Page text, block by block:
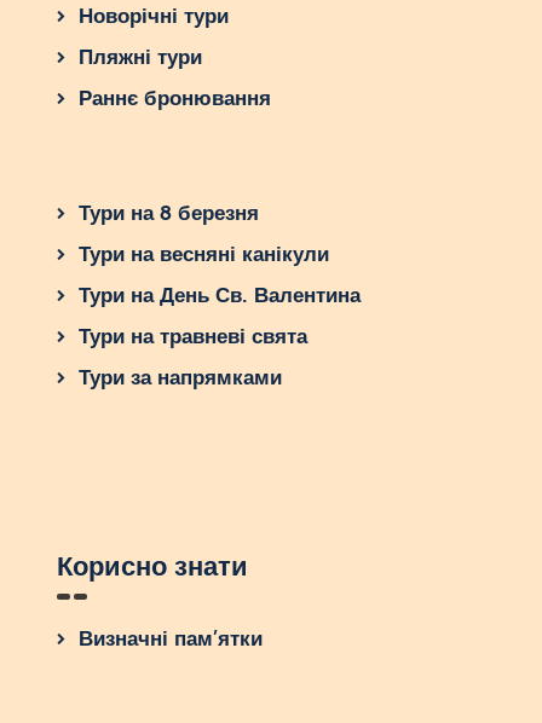
Новорічні тури
Пляжні тури
Раннє бронювання
Тури на 8 березня
Тури на весняні канікули
Тури на День Св. Валентина
Тури на травневі свята
Тури за напрямками
Корисно знати
Визначні пам’ятки